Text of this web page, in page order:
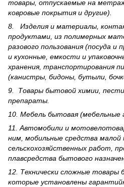
товары, отпускаемые на метраж
ковровые покрытия и другие).
8. Изделия и материалы,
продуктами, из полимерных
разового пользования (посуда
и кухонные, емкости и
хранения, транспортирования
(канистры, бидоны, бутыли,
9. Товары бытовой химии,
препараты.
10. Мебель бытовая
11. Автомобили и
ним, мобильные средства малой
сельскохозяйственных работ,
плавсредства бытового
12. Технически сложные товары
которые установлены